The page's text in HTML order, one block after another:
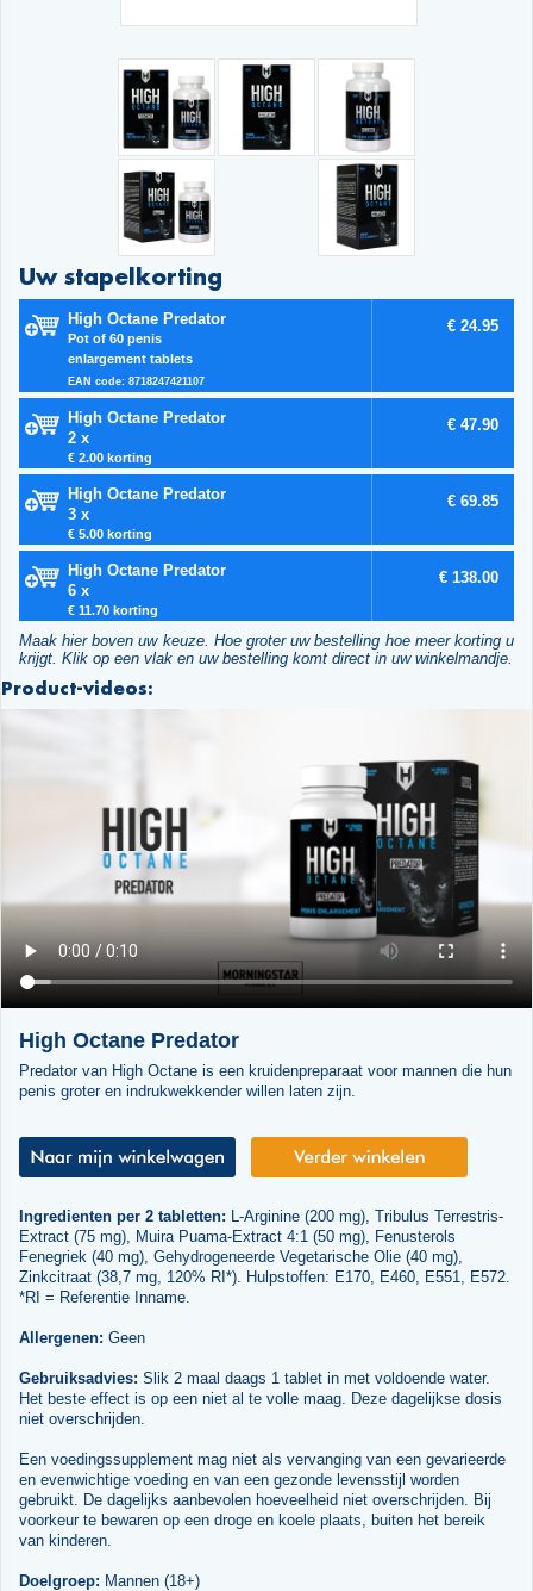
Uw stapelkorting
High Octane Predator
Pot of 60 penis
enlargement tablets
EAN code: 8718247421107
€ 24.95
High Octane Predator
2 x
€ 2.00 korting
€ 47.90
High Octane Predator
3 x
€ 5.00 korting
€ 69.85
High Octane Predator
6 x
€ 11.70 korting
€ 138.00
Maak hier boven uw keuze. Hoe groter uw bestelling hoe meer korting u
krijgt. Klik op een vlak en uw bestelling komt direct in uw winkelmandje.
Product-videos:
High Octane Predator
Predator van High Octane is een kruidenpreparaat voor mannen die hun
penis groter en indrukwekkender willen laten zijn.
Ingredienten per 2 tabletten: L-Arginine (200 mg), Tribulus Terrestris-
Extract (75 mg), Muira Puama-Extract 4:1 (50 mg), Fenusterols
Fenegriek (40 mg), Gehydrogeneerde Vegetarische Olie (40 mg),
Zinkcitraat (38,7 mg, 120% RI*). Hulpstoffen: E170, E460, E551, E572.
*RI = Referentie Inname.
Allergenen: Geen
Gebruiksadvies: Slik 2 maal daags 1 tablet in met voldoende water.
Het beste effect is op een niet al te volle maag. Deze dagelijkse dosis
niet overschrijden.
Een voedingssupplement mag niet als vervanging van een gevarieerde
en evenwichtige voeding en van een gezonde levensstijl worden
gebruikt. De dagelijks aanbevolen hoeveelheid niet overschrijden. Bij
voorkeur te bewaren op een droge en koele plaats, buiten het bereik
van kinderen.
Doelgroep: Mannen (18+)